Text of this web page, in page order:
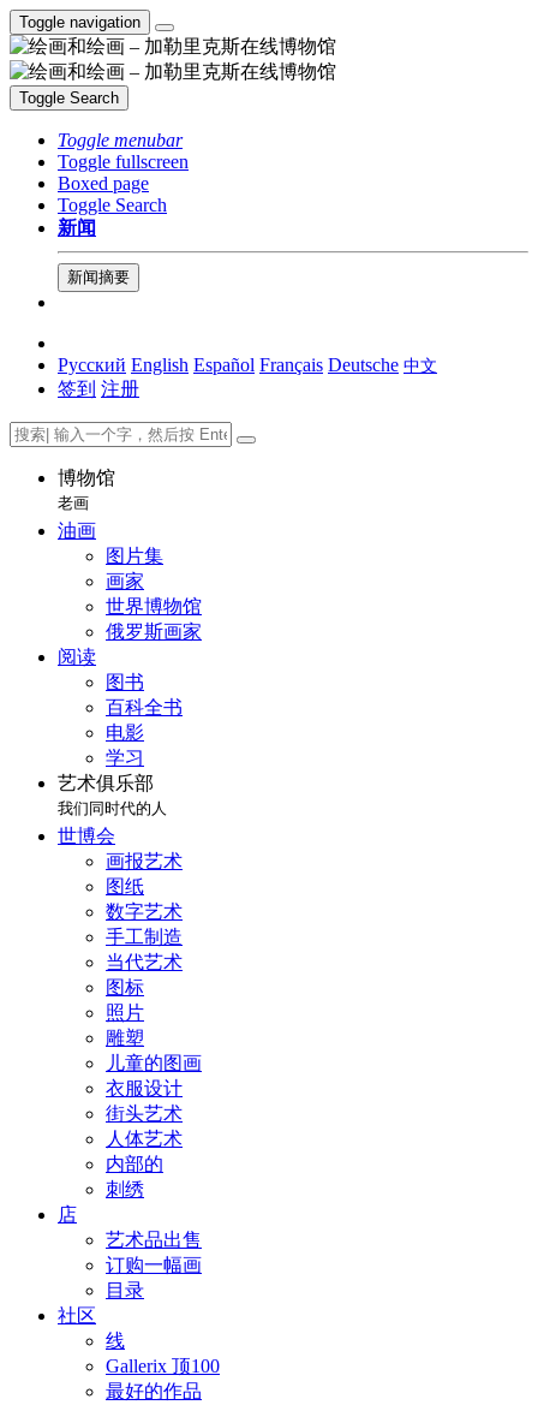
Toggle navigation
Toggle Search
Toggle menubar
Toggle fullscreen
Boxed page
Toggle Search
新闻
新闻摘要
Русский English Español Français Deutsche 中文
签到 注册
博物馆
老画
油画
图片集
画家
世界博物馆
俄罗斯画家
阅读
图书
百科全书
电影
学习
艺术俱乐部
我们同时代的人
世博会
画报艺术
图纸
数字艺术
手工制造
当代艺术
图标
照片
雕塑
儿童的图画
衣服设计
街头艺术
人体艺术
内部的
刺绣
店
艺术品出售
订购一幅画
目录
社区
线
Gallerix 顶100
最好的作品